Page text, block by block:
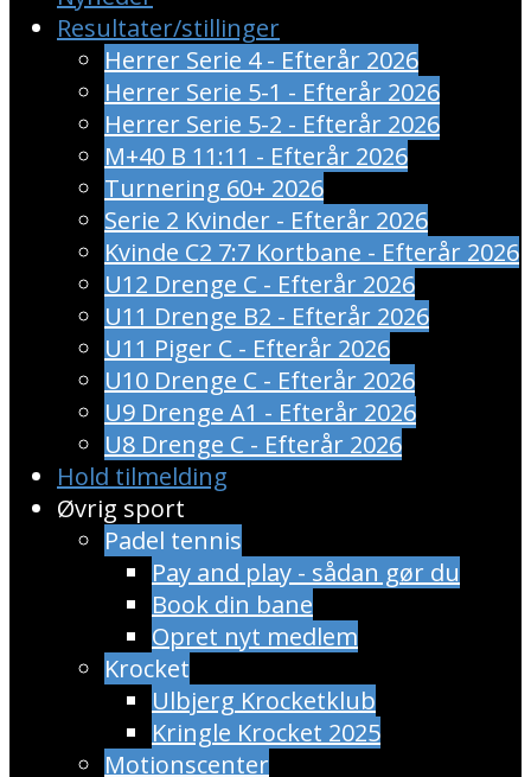
Resultater/stillinger
Herrer Serie 4 - Efterår 2026
Herrer Serie 5-1 - Efterår 2026
Herrer Serie 5-2 - Efterår 2026
M+40 B 11:11 - Efterår 2026
Turnering 60+ 2026
Serie 2 Kvinder - Efterår 2026
Kvinde C2 7:7 Kortbane - Efterår 2026
U12 Drenge C - Efterår 2026
U11 Drenge B2 - Efterår 2026
U11 Piger C - Efterår 2026
U10 Drenge C - Efterår 2026
U9 Drenge A1 - Efterår 2026
U8 Drenge C - Efterår 2026
Hold tilmelding
Øvrig sport
Padel tennis
Pay and play - sådan gør du
Book din bane
Opret nyt medlem
Krocket
Ulbjerg Krocketklub
Kringle Krocket 2025
Motionscenter